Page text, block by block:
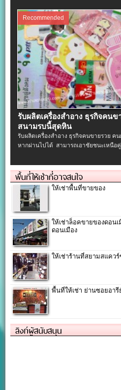
Recommended
รับผลิตเครื่องสําอาง ธุรกิจคน
สนามรบนี้สุดหิน
รับผลิตเครื่องสําอาง ธุรกิจคนขายรวย
หากผ่านไปได้ สามารถเอาชัยชนะเหนือ
พื้นที่ให้เช่าที่อาจสนใจ
ให้เช่าพื้นที่ขายของ
ให้เช่าล็อคขายของดอน
ดอนเมือง
ให้เช่าร้านที่สยามสแคว
พื้นที่ให้เช่า ย่านซอยอารี
ลิงก์ผู้สนับสนุน